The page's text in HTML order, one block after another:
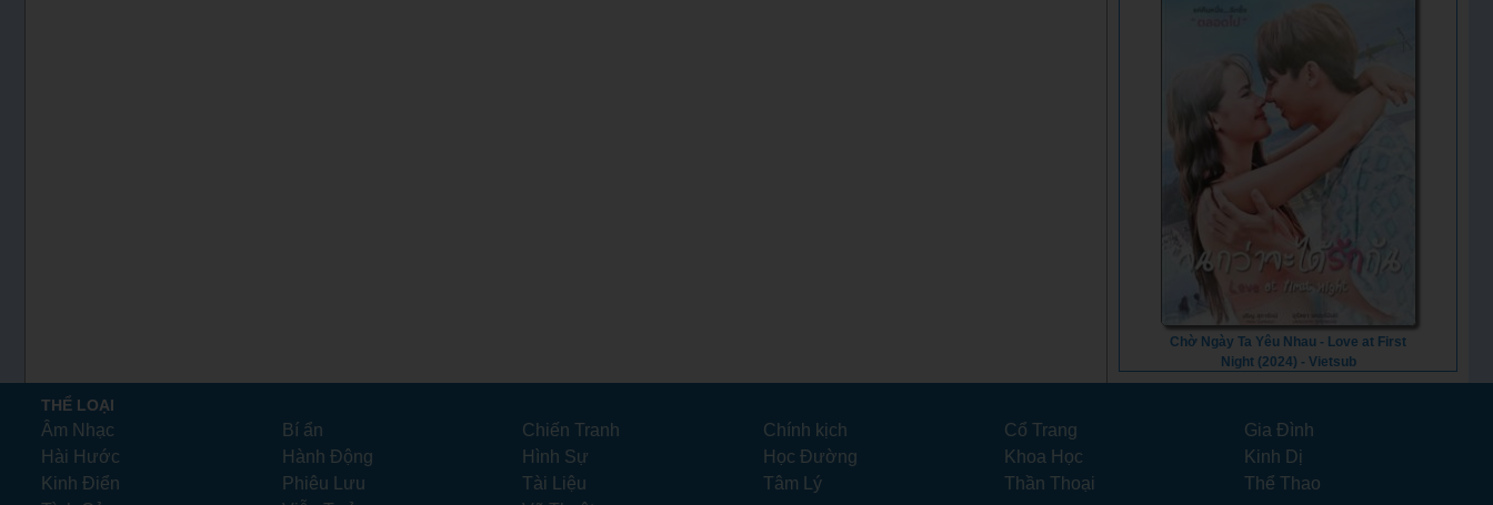
Chờ Ngày Ta Yêu Nhau - Love at First
Night (2024) - Vietsub
THỂ LOẠI
Âm Nhạc Bí ẩn Chiến Tranh Chính kịch Cổ Trang
Gia Đình
Hài Hước
Hành Động Hình Sự Học Đường Khoa Học
Kinh Dị
Kinh Điển
Phiêu Lưu Tài Liệu Tâm Lý Thần Thoại
Thể Thao